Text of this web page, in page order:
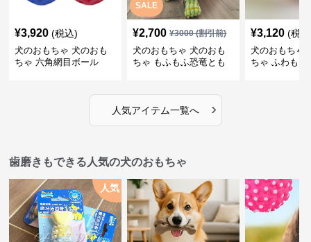
¥3,920 (税込)
犬のおもちゃ 犬のおも
ちゃ 六角網目ボール
SALE
¥2,700 ¥3000(割引前)
犬のおもちゃ 犬のおも
ちゃ もふもふ恐竜とも
¥3,120 (税
犬のおもちゃ
ちゃ ふわもこ
人気アイテム一覧へ ›
歯磨きもできる人気の犬のおもちゃ
人気